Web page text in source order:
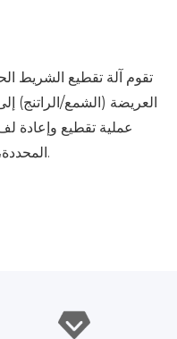
تقوم آلة تقطيع الشريط
العريضة (الشمع/الراتنج)
عملية تقطيع وإعادة
المحددة، مما يضمن ثبات جودة الطلاء وحوافه.